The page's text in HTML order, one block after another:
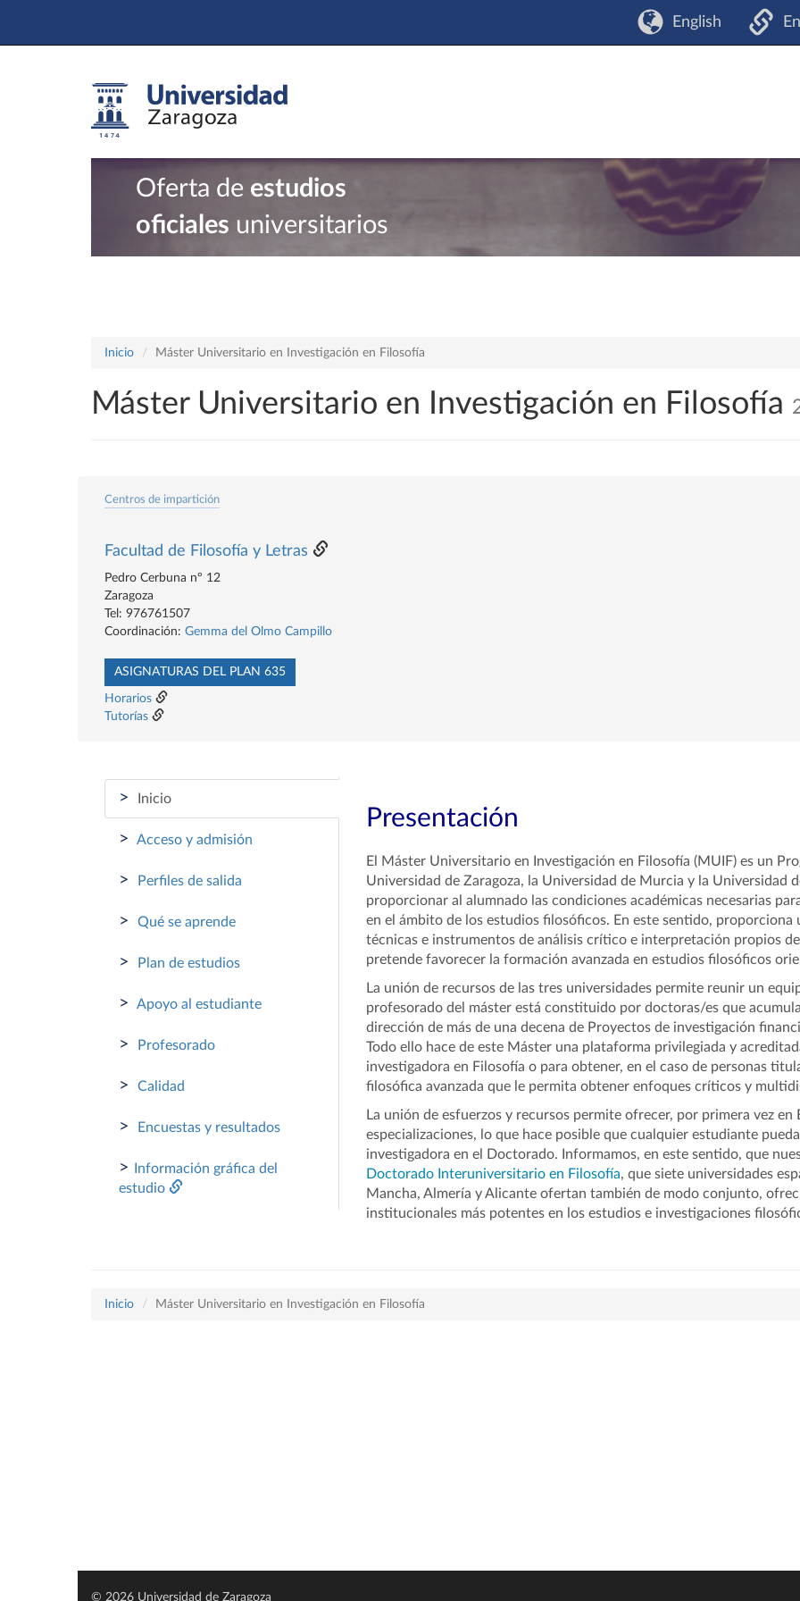
English
Oferta de estudios
oficiales universitarios
Inicio Máster Universitario en Investigación en Filosofía
Máster Universitario en Investigación en Filosofía
Centros de impartición
Facultad de Filosofía y Letras
Pedro Cerbuna nº 12
Zaragoza
Tel: 976761507
Coordinación: Gemma del Olmo Campillo
ASIGNATURAS DEL PLAN 635
Horarios
Tutorías
> Inicio
> Acceso y admisión
> Perfiles de salida
> Qué se aprende
> Plan de estudios
> Apoyo al estudiante
> Profesorado
> Calidad
> Encuestas y resultados
>
Información gráfica del
estudio
Presentación
El Máster Universitario en Investigación en Filosofía (MUIF) es un
Universidad de Zaragoza, la Universidad de Murcia y la Universidad
proporcionar al alumnado las condiciones académicas necesarias
en el ámbito de los estudios filosóficos. En este sentido,
técnicas e instrumentos de análisis crítico e interpretación propios
pretende favorecer la formación avanzada en estudios filosóficos
La unión de recursos de las tres universidades permite reunir un
profesorado del máster está constituido por doctoras/es que
dirección de más de una decena de Proyectos de investigación
Todo ello hace de este Máster una plataforma privilegiada y
investigadora en Filosofía o para obtener, en el caso de personas
filosófica avanzada que le permita obtener enfoques críticos y
La unión de esfuerzos y recursos permite ofrecer, por primera vez
especializaciones, lo que hace posible que cualquier estudiante
investigadora en el Doctorado. Informamos, en este sentido, que
Doctorado Interuniversitario en Filosofía, que siete universidades
Mancha, Almería y Alicante ofertan también de modo conjunto,
institucionales más potentes en los estudios e investigaciones
Inicio Máster Universitario en Investigación en Filosofía
© 2026 Universidad de Zaragoza